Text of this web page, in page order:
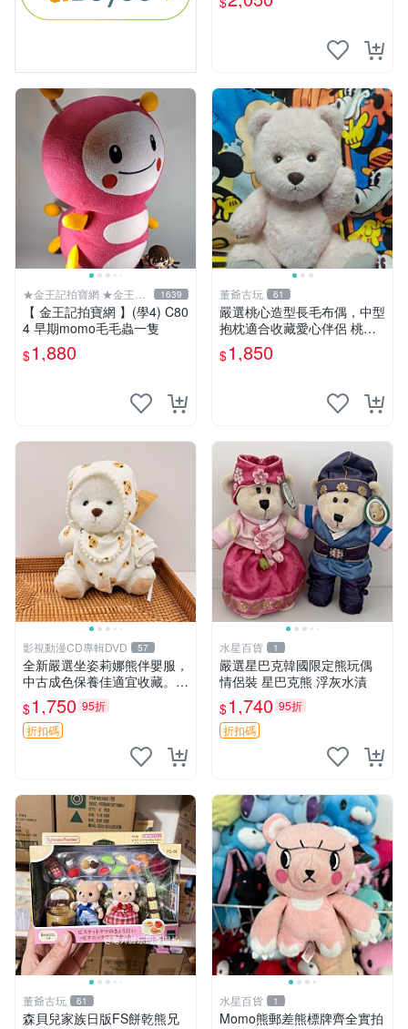
my櫻花巧藝 嬰熊盲盒娃娃 樂
★金王記拍寶網 ★金王記
拍寶趣
1639
【 金王記拍寶網 】(學4) C80
4 早期momo毛毛蟲一隻
$1,880
董爺古玩 61
嚴選桃心造型長毛布偶，中型
抱枕適合收藏愛心伴侶 桃心
抱枕 布娃娃 猛咬布偶
$1,850
影視動漫CD專輯DVD 57
全新嚴選坐姿莉娜熊伴嬰服，
中古成色保養佳適宜收藏。無
盒子但品質完好，快速出貨。
建議入手！ 中古 玩偶 滬漫
$1,750 95折
折扣碼
水星百貨 1
嚴選星巴克韓國限定熊玩偶
情侶裝 星巴克熊 浮灰水漬
$1,740 95折
折扣碼
董爺古玩 61
森貝兒家族日版FS餅乾熊兄
水星百貨 1
Momo熊郵差熊標牌齊全實拍